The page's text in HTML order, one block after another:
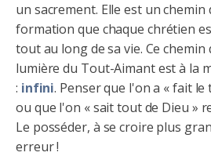
un sacrement. Elle est un chemin
formation que chaque chrétien
tout au long de sa vie. Ce chemin
lumière du Tout-Aimant est à la
: infini. Penser que l'on a « fait
ou que l'on « sait tout de Dieu »
Le posséder, à se croire plus
erreur !